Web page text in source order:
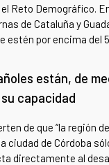
Reto Demográfico.
de Cataluña y
estén por encima del
están, de
capacidad
de que “la región
ciudad de Córdoba
directamente al